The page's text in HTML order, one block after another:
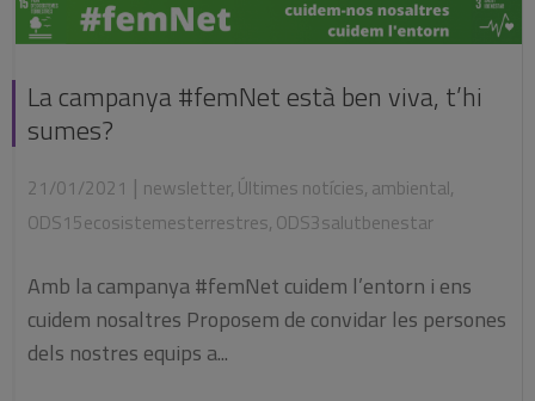
La campanya #femNet està ben viva, t’hi
sumes?
21/01/2021 | newsletter, Últimes notícies, ambiental,
ODS15ecosistemesterrestres, ODS3salutbenestar
Amb la campanya #femNet cuidem l’entorn i ens
cuidem nosaltres Proposem de convidar les persones
dels nostres equips a...